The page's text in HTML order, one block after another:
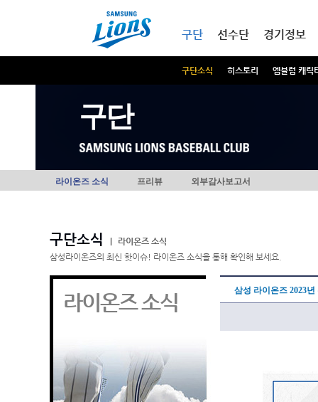
구단
구단소식 히스토리 엠블럼 캐릭
선수단 경기정보
구단
라이온즈 소식 프리뷰 외부감사보고서
구단소식
라이온즈 소식
삼성라이온즈의 최신 핫이슈! 라이온즈 소식을 통해 확인해 보세요.
라이온즈 소식 삼성 라이온즈 2023